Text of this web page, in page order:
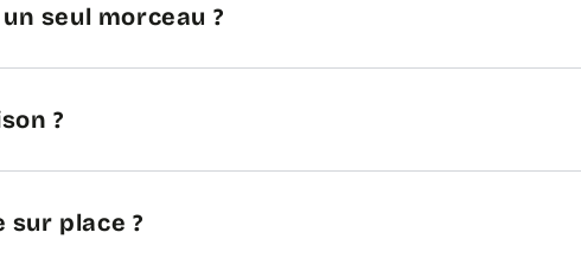
seul morceau ?
?
sur place ?